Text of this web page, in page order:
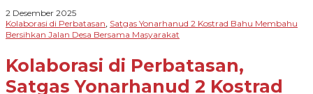
2 Desember 2025oleh
Siana
Malang
Kolaborasi di Perbatasan, Satgas Yonarhanud 2 Kostrad Bahu Membahu
Bersihkan Jalan Desa Bersama Masyarakat
Kolaborasi di Perbatasan,
Satgas Yonarhanud 2 Kostrad